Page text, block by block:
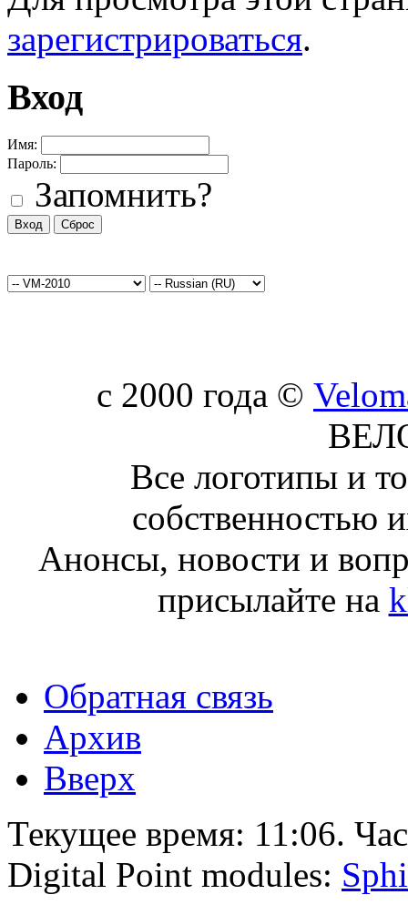
зарегистрироваться.
Вход
Имя:
Пароль:
Запомнить?
c 2000 года ©
Все логотипы и
собственностью
Анонсы, новости и
присылайте на
Обратная связь
Архив
Вверх
Текущее время: 11:06.
Digital Point modules: